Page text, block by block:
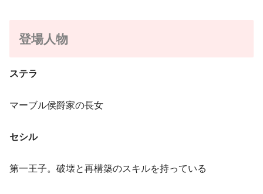
登場人物
ステラ
マーブル侯爵家の長女
セシル
第一王子。破壊と再構築のスキルを持っている